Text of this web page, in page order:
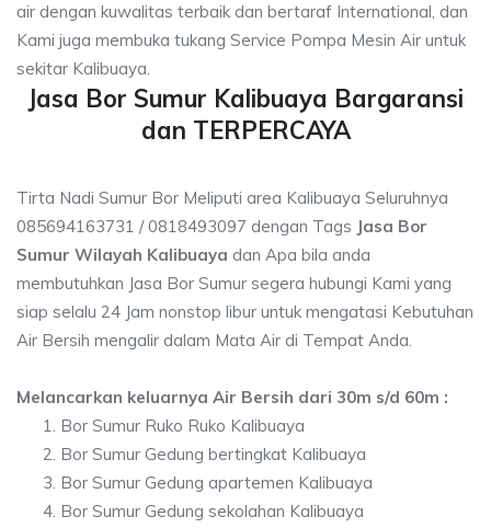
air dengan kuwalitas terbaik dan bertaraf International, dan
Kami juga membuka tukang Service Pompa Mesin Air untuk
sekitar Kalibuaya.
Jasa Bor Sumur Kalibuaya Bargaransi
dan TERPERCAYA
Tirta Nadi Sumur Bor Meliputi area Kalibuaya Seluruhnya
085694163731 / 0818493097 dengan Tags Jasa Bor
Sumur Wilayah Kalibuaya dan Apa bila anda
membutuhkan Jasa Bor Sumur segera hubungi Kami yang
siap selalu 24 Jam nonstop libur untuk mengatasi Kebutuhan
Air Bersih mengalir dalam Mata Air di Tempat Anda.
Melancarkan keluarnya Air Bersih dari 30m s/d 60m :
Bor Sumur Ruko Ruko Kalibuaya
Bor Sumur Gedung bertingkat Kalibuaya
Bor Sumur Gedung apartemen Kalibuaya
Bor Sumur Gedung sekolahan Kalibuaya